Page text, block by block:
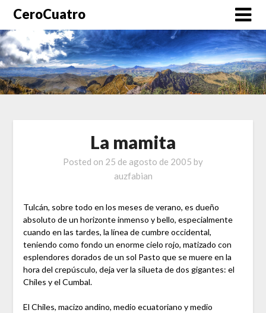
CeroCuatro
La mamita
Posted on 25 de agosto de 2005 by
auzfabian
Tulcán, sobre todo en los meses de verano, es dueño
absoluto de un horizonte inmenso y bello, especialmente
cuando en las tardes, la línea de cumbre occidental,
teniendo como fondo un enorme cielo rojo, matizado con
esplendores dorados de un sol Pasto que se muere en la
hora del crepúsculo, deja ver la silueta de dos gigantes: el
Chiles y el Cumbal.
El Chiles, macizo andino, medio ecuatoriano y medio